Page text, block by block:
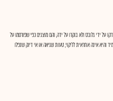
על ידי גלובס ולא בוקרו על ידה, והם מוצגים כפי שפורסמו על
והיא אינה אחראית לליקוי, טעות שגיאה או אי דיוק שנפלו